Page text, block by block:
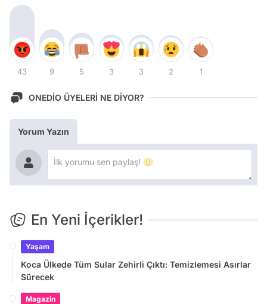
43 9 5 3 3 2 1
ONEDİO ÜYELERİ NE DİYOR?
Yorum Yazın
En Yeni İçerikler!
Yaşam
Koca Ülkede Tüm Sular Zehirli Çıktı: Temizlemesi Asırlar
Sürecek
Magazin